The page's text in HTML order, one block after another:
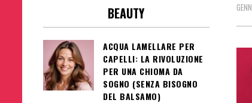
BEAUTY
ACQUA LAMELLARE PER
CAPELLI: LA RIVOLUZIONE
PER UNA CHIOMA DA
SOGNO (SENZA BISOGNO
DEL BALSAMO)